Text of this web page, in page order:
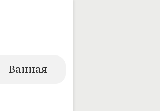
Ванная